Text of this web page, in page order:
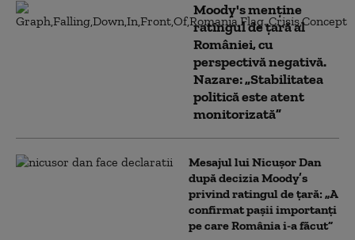
Moody's menține
ratingul de țară al
României, cu
perspectivă negativă.
Nazare: „Stabilitatea
politică este atent
monitorizată”
Mesajul lui Nicușor Dan
după decizia Moody’s
privind ratingul de țară: „A
confirmat pașii importanți
pe care România i-a făcut”